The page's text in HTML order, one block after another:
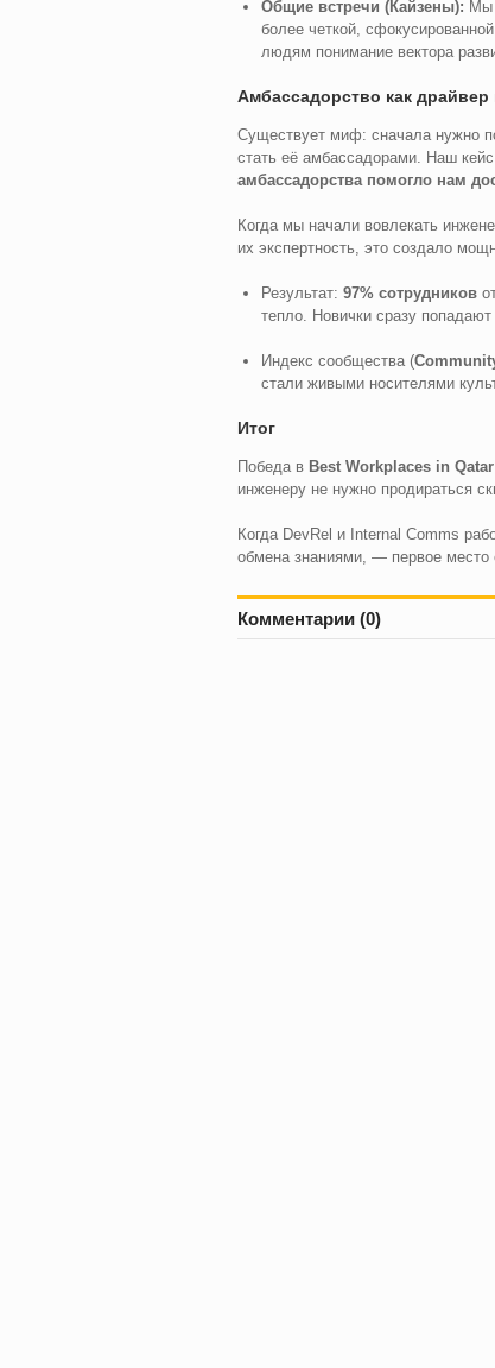
Общие встречи (Кайзены): Мы
более четкой,
людям понимание вектора
Амбассадорство как драйвер
Существует миф: сначала нужно
стать её амбассадорами. Наш
амбассадорства помогло нам
Когда мы начали вовлекать
их экспертность, это создало
Результат: 97% сотрудников
тепло. Новички сразу попадают
Индекс сообщества (
стали живыми носителями
Итог
Победа в Best Workplaces in Qatar
инженеру не нужно продираться
Когда DevRel и Internal Comms
обмена знаниями, — первое место
Комментарии (0)